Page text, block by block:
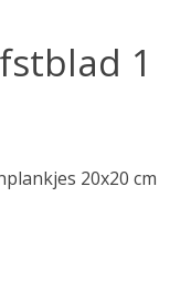
1
20x20 cm